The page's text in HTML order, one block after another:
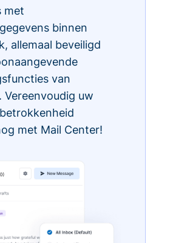
met
binnen
allemaal beveiligd
van
Vereenvoudig uw
met Mail Center!